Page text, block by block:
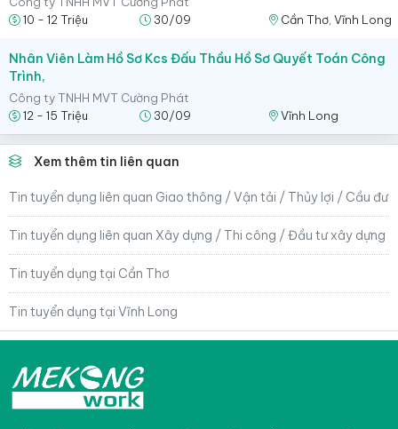
10 - 12 Triệu
30/09 Cần Thơ, Vĩnh Long
Nhân Viên Làm Hồ Sơ Kcs Đấu Thầu Hồ Sơ Quyết Toán Công
Trình,
Công ty TNHH MVT Cường Phát
12 - 15 Triệu
30/09 Vĩnh Long
Xem thêm tin liên quan
Tin tuyển dụng liên quan Giao thông / Vận tải / Thủy lợi / Cầu
Tin tuyển dụng liên quan Xây dựng / Thi công / Đầu tư xây dựng
Tin tuyển dụng tại Cần Thơ
Tin tuyển dụng tại Vĩnh Long